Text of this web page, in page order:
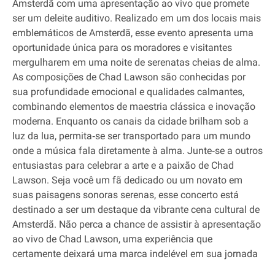
Amsterdã com uma apresentação ao vivo que promete
ser um deleite auditivo. Realizado em um dos locais mais
emblemáticos de Amsterdã, esse evento apresenta uma
oportunidade única para os moradores e visitantes
mergulharem em uma noite de serenatas cheias de alma.
As composições de Chad Lawson são conhecidas por
sua profundidade emocional e qualidades calmantes,
combinando elementos de maestria clássica e inovação
moderna. Enquanto os canais da cidade brilham sob a
luz da lua, permita‐se ser transportado para um mundo
onde a música fala diretamente à alma. Junte‐se a outros
entusiastas para celebrar a arte e a paixão de Chad
Lawson. Seja você um fã dedicado ou um novato em
suas paisagens sonoras serenas, esse concerto está
destinado a ser um destaque da vibrante cena cultural de
Amsterdã. Não perca a chance de assistir à apresentação
ao vivo de Chad Lawson, uma experiência que
certamente deixará uma marca indelével em sua jornada